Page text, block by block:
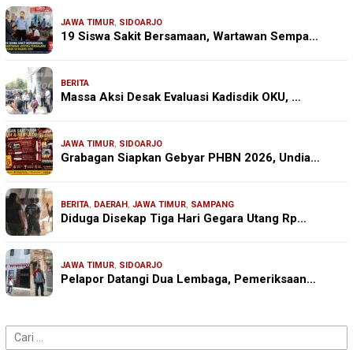
JAWA TIMUR, SIDOARJO
19 Siswa Sakit Bersamaan, Wartawan Sempa…
BERITA
Massa Aksi Desak Evaluasi Kadisdik OKU, …
JAWA TIMUR, SIDOARJO
Grabagan Siapkan Gebyar PHBN 2026, Undia…
BERITA, DAERAH, JAWA TIMUR, SAMPANG
Diduga Disekap Tiga Hari Gegara Utang Rp…
JAWA TIMUR, SIDOARJO
Pelapor Datangi Dua Lembaga, Pemeriksaan…
Cari